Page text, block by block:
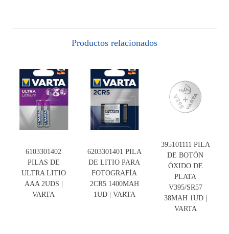
Productos relacionados
6103301402
PILAS DE
ULTRA LITIO
AAA 2UDS |
VARTA
6203301401 PILA
DE LITIO PARA
FOTOGRAFÍA
2CR5 1400MAH
1UD | VARTA
395101111 PILA
DE BOTÓN
ÓXIDO DE
PLATA
V395/SR57
38MAH 1UD |
VARTA